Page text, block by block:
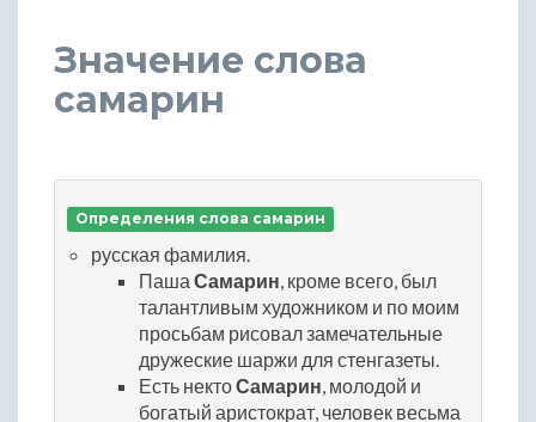
Значение слова
самарин
Определения слова самарин
русская фамилия.
Паша Самарин, кроме всего, был
талантливым художником и по моим
просьбам рисовал замечательные
дружеские шаржи для стенгазеты.
Есть нектоСамарин, молодой и
богатый аристократ, человек весьма